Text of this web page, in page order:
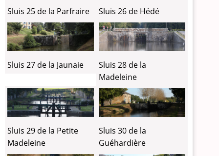
Sluis 25 de la Parfraire Sluis 26 de Hédé
Sluis 27 de la Jaunaie
Sluis 28 de la
Madeleine
Sluis 29 de la Petite
Madeleine
Sluis 30 de la
Guéhardière